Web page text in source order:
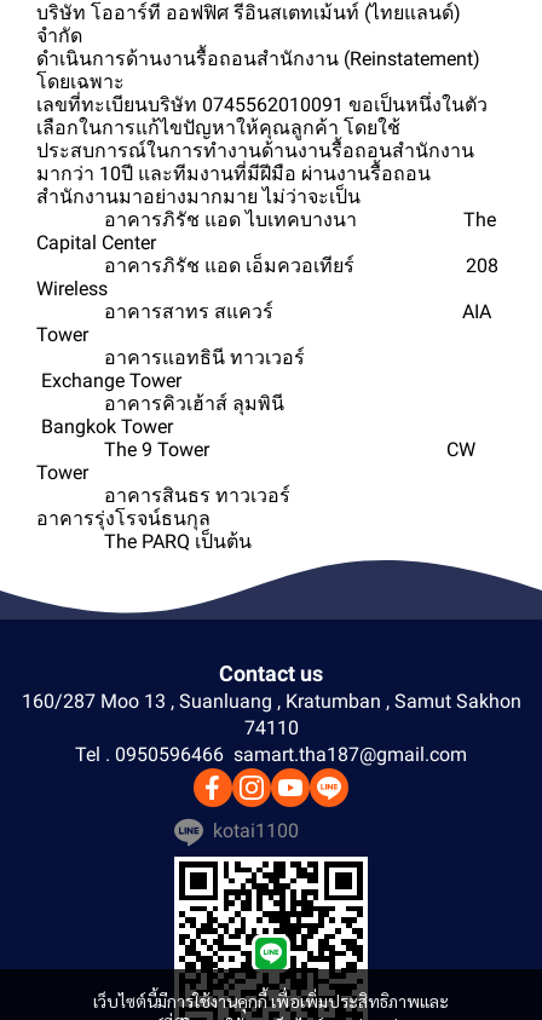
บริษัท โออาร์ที ออฟฟิศ รีอินสเตทเม้นท์ (ไทยแลนด์)
จำกัด
ดำเนินการด้านงานรื้อถอนสำนักงาน (Reinstatement)
โดยเฉพาะ
เลขที่ทะเบียนบริษัท 0745562010091 ขอเป็นหนึ่งในตัว
เลือกในการแก้ไขปัญหาให้คุณลูกค้า โดยใช้
ประสบการณ์ในการทำงานด้านงานรื้อถอนสำนักงาน
มากว่า 10ปี และทีมงานที่มีฝีมือ ผ่านงานรื้อถอน
สำนักงานมาอย่างมากมาย ไม่ว่าจะเป็น
อาคารภิรัช แอด ไบเทคบางนา The
Capital Center
อาคารภิรัช แอด เอ็มควอเทียร์ 208
Wireless
อาคารสาทร สแควร์ AIA
Tower
อาคารแอทธินี ทาวเวอร์
Exchange Tower
อาคารคิวเฮ้าส์ ลุมพินี
Bangkok Tower
The 9 Tower CW
Tower
อาคารสินธร ทาวเวอร์
อาคารรุ่งโรจน์ธนกุล
The PARQ เป็นต้น
เว็บไซต์นี้มีการใช้งานคุกกี้ เพื่อเพิ่มประสิทธิภาพและ
Contact us
160/287 Moo 13 , Suanluang , Kratumban , Samut Sakhon
74110
Tel . 0950596466 samart.tha187@gmail.com
kotai1100